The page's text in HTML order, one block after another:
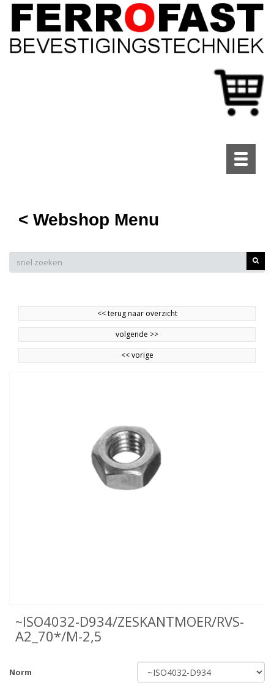
Toggle
< Webshop Menu
<<terug naar overzicht
volgende >>
<<vorige
~ISO4032-D934/ZESKANTMOER/RVS-
A2_70*/M-2,5
Norm